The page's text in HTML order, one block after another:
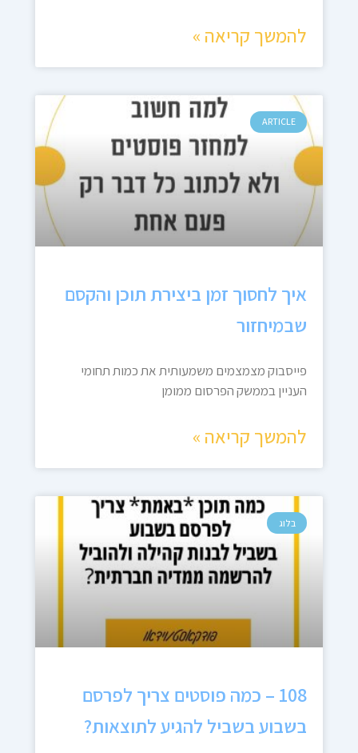
להמשך קריאה »
ARTICLE
איך לחסוך זמן ביצירת תוכן והקסם
שבמיחזור
פייסבוק מצמצמים משמעותית את כמות תחומי
העניין בממשק הפרסום ממומן
להמשך קריאה »
בלוג
108 – כמה פוסטים צריך לפרסם
בשבוע בשביל להגיע לתוצאות?